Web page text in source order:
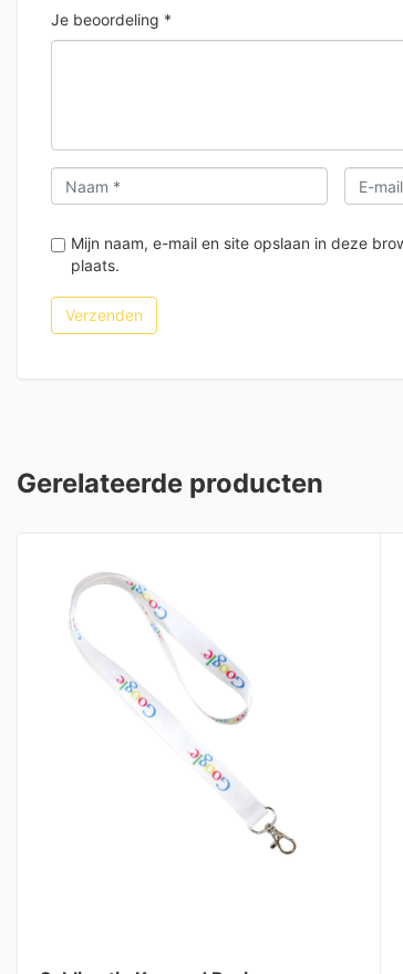
Je beoordeling *
Mijn naam, e-mail en site opslaan in deze
plaats.
Gerelateerde producten